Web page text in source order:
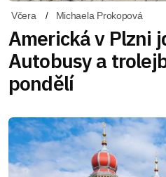
Včera Michaela Prokopová
Americká v Plzni
Autobusy a
pondělí